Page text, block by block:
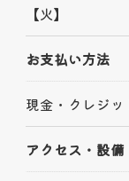
【火】
お支払い方法
現金・クレジ
アクセス・設備